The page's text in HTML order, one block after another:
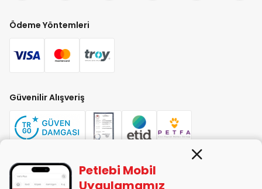
Ödeme Yöntemleri
Güvenilir Alışveriş
PETLEBİ EVCİL HAYVAN ÜRÜNLERİ PAZ. SAN. TİC. LTD. ŞTİ. Alaşarköy Mah.
Petlebi Mobil
Uygulamamız